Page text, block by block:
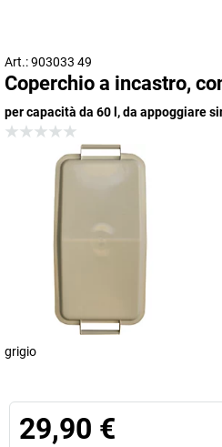
Art.: 903033 49
Coperchio a incastro,
per capacità da 60 l, da appoggiare
grigio
29,90 €